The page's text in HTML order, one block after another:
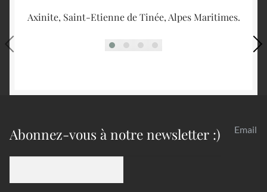
Axinite, Saint-Etienne de Tinée, Alpes Maritimes.
Abonnez-vous à notre newsletter :) Email